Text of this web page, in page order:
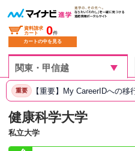
資料請求
カート
0件
カートの中を見る
重要 【重要】My CareerIDへの移
健康科学大学
私立大学